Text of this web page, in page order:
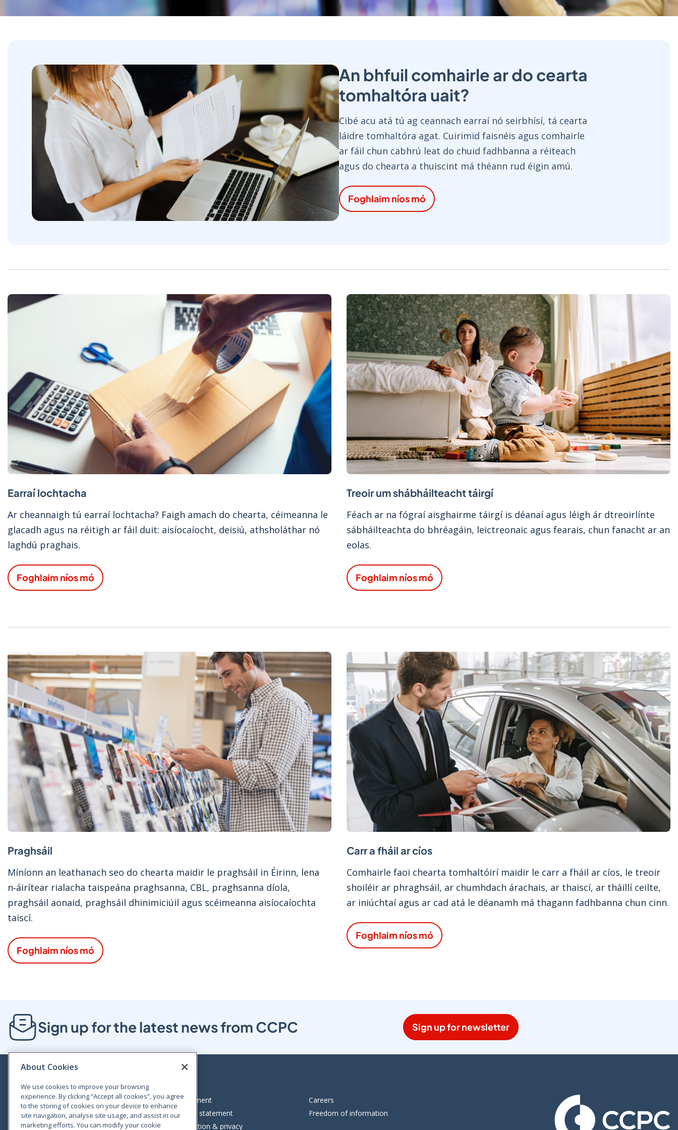
An bhfuil comhairle ar do cearta
tomhaltóra uait?
Cibé acu atá tú ag ceannach earraí nó seirbhísí, tá cearta
láidre tomhaltóra agat. Cuirimid faisnéis agus comhairle
ar fáil chun cabhrú leat do chuid fadhbanna a réiteach
agus do chearta a thuiscint má théann rud éigin amú.
Foghlaim níos mó
Earraí lochtacha
Ar cheannaigh tú earraí lochtacha? Faigh amach do chearta, céimeanna le
glacadh agus na réitigh ar fáil duit: aisíocaíocht, deisiú, athsholáthar nó
laghdú praghais.
Foghlaim níos mó
Treoir um shábháilteacht táirgí
Féach ar na fógraí aisghairme táirgí is déanaí agus léigh ár dtreoirlínte
sábháilteachta do bhréagáin, leictreonaic agus fearais, chun fanacht ar an
eolas.
Foghlaim níos mó
Praghsáil
Míníonn an leathanach seo do chearta maidir le praghsáil in Éirinn, lena
n‑áirítear rialacha taispeána praghsanna, CBL, praghsanna díola,
praghsáil aonaid, praghsáil dhinimiciúil agus scéimeanna aisíocaíochta
taiscí.
Foghlaim níos mó
Carr a fháil ar cíos
Comhairle faoi chearta tomhaltóirí maidir le carr a fháil ar cíos, le treoir
shoiléir ar phraghsáil, ar chumhdach árachais, ar thaiscí, ar tháillí ceilte,
ar iniúchtaí agus ar cad atá le déanamh má thagann fadhbanna chun cinn.
Foghlaim níos mó
Sign up for the latest news from CCPC Sign up for newsletter
Bloom House, Railway Street, Dublin 1,
D01 C576
Tel: +353 (0)1 402 5500
Legal statement
Accessibility statement
Data protection & privacy
Careers
Freedom of information
About Cookies
We use cookies to improve your browsing
experience. By clicking “Accept all cookies”, you agree
to the storing of cookies on your device to enhance
site navigation, analyse site usage, and assist in our
marketing efforts. You can modify your cookie